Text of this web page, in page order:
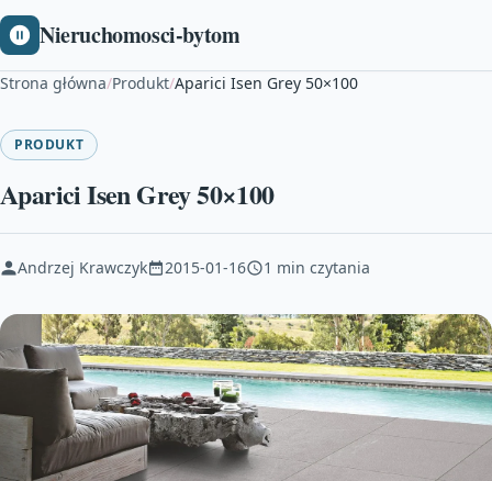
Nieruchomosci-bytom
Strona główna/Produkt/Aparici Isen Grey 50×100
PRODUKT
Aparici Isen Grey 50×100
Andrzej Krawczyk 2015-01-16 1 min czytania